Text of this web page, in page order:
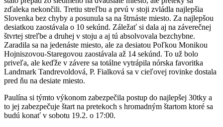
zďaleka nekončili. Tretiu streľbu a prvú v stoji zvládla najlepšia
Slovenka bez chyby a posunula sa na štrnáste miesto. Za najlepšou
desiatkou zaostávala o 10 sekúnd. Záležať si dala aj na záverečnej
štvrtej streľbe a druhej v stoju a aj tú absolvovala bezchybne.
Zaradila sa na jedenáste miesto, ale za desiatou Poľkou Monikou
Hojniszovou-Staregovou zaostávala až 14 sekúnd. To už bolo
priveľa, ale keďže v závere sa totálne vytrápila nórska favoritka
Landmark Tandrevoldová, P. Fialková sa v cieľovej rovinke dostala
pred ňu na desiate miesto.
Paulína si týmto výkonom zabezpečila postup do najlepšej 30tky a
to jej zabezpečuje štart na pretekoch s hromadným štartom ktoré sa
budú konať v sobotu 19.2. o 17:00.